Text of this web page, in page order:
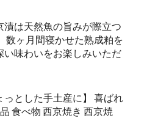
は天然魚の旨みが際立つ
数ヶ月間寝かせた熟成粕を
味わいをお楽しみいただ
っとした手土産に】 喜ばれ
食べ物 西京焼き 西京焼